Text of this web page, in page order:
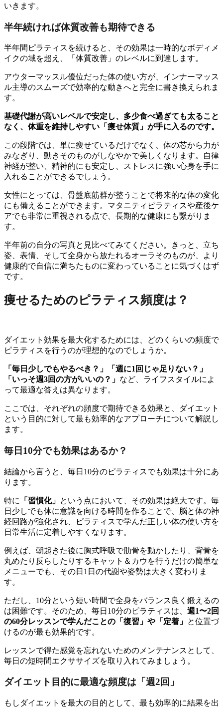
いきます。
半年続ければ体質改善も期待できる
半年間ピラティスを続けると、その効果は一時的なボディメ
イクの域を超え、「体質改善」のレベルに到達します。
アウターマッスル優位だった体の使い方が、インナーマッス
ル主導のスムーズで効率的な動きへと完全に書き換えられま
す。
基礎代謝が高いレベルで安定し、多少食べ過ぎても太ること
なく、体重を維持しやすい「痩せ体質」が手に入るのです。
この段階では、単に痩せているだけでなく、体の芯から力が
みなぎり、動きそのものがしなやかで美しくなります。自律
神経が整い、精神的にも安定し、ストレスに強い心身を手に
入れることができるでしょう。
女性にとっては、骨盤底筋群が整うことで将来的な体の変化
にも備えることができます。マタニティピラティスや産後ケ
アでも非常に重視される点で、長期的な健康にも繋がりま
す。
半年前の自分の写真と見比べてみてください。きっと、立ち
姿、表情、そして全身から放たれるオーラそのものが、より
健康的で自信に満ちたものに変わっていることに気づくはず
です。
痩せるためのピラティス頻度は？
ダイエット効果を最大化するためには、どのくらいの頻度で
ピラティスを行うのが理想的なのでしょうか。
「毎日少しでもやるべき？」「週に1回じゃ足りない？」
「いっそ週3回の方がいいの？」 など、ライフスタイルによ
って最適な答えは異なります。
ここでは、それぞれの頻度で期待できる効果と、ダイエット
という目的に対して最も効率的なアプローチについて解説し
ます。
毎日10分でも効果はあるか？
結論から言うと、毎日10分のピラティスでも効果は十分にあ
ります。
特に 「習慣化」 という点において、その効果は絶大です。毎
日少しでも体に意識を向ける時間を作ることで、脳と体の神
経回路が強化され、ピラティスで学んだ正しい体の使い方を
日常生活に定着しやすくなります。
例えば、朝起きた後に胸式呼吸で肋骨を動かしたり、背骨を
丸めたり反らしたりするキャット＆カウを行うだけの簡単な
メニューでも、その日1日の代謝や姿勢は大きく変わりま
す。
ただし、10分という短い時間で全身をバランス良く鍛えるの
は困難です。そのため、毎日10分のピラティスは、 週1〜2回
の60分レッスンで学んだことの「復習」や「定着」 と位置づ
けるのが最も効果的です。
レッスンで得た感覚を忘れないためのメンテナンスとして、
毎日の短時間エクササイズを取り入れてみましょう。
ダイエット目的に最適な頻度は「週2回」
もしダイエットを最大の目的として、最も効率的に結果を出